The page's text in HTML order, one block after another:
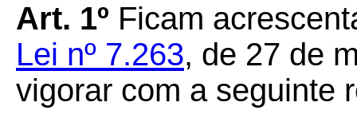
Art. 1º Ficam
Lei nº 7.263, de 27 de
vigorar com a seguinte